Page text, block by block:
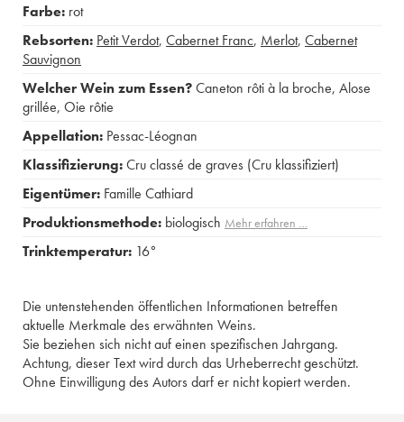
Farbe: rot
Rebsorten: Petit Verdot, Cabernet Franc, Merlot, Cabernet
Sauvignon
Welcher Wein zum Essen?Caneton rôti à la broche, Alose
grillée, Oie rôtie
Appellation: Pessac-Léognan
Klassifizierung:Cru classé de graves (Cru klassifiziert)
Eigentümer: Famille Cathiard
Produktionsmethode: biologisch Mehr erfahren …
Trinktemperatur: 16°
Die untenstehenden öffentlichen Informationen betreffen
aktuelle Merkmale des erwähnten Weins.
Sie beziehen sich nicht auf einen spezifischen Jahrgang.
Achtung, dieser Text wird durch das Urheberrecht geschützt.
Ohne Einwilligung des Autors darf er nicht kopiert werden.